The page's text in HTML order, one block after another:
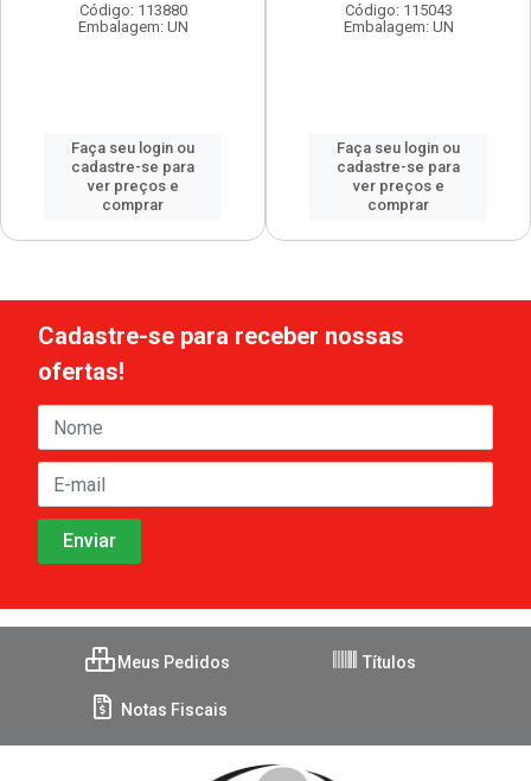
Código: 113880
Embalagem: UN
Faça seu login ou
cadastre-se para
ver preços e
comprar
Código: 115043
Embalagem: UN
Faça seu login ou
cadastre-se para
ver preços e
comprar
Cadastre-se para receber nossas
ofertas!
Meus Pedidos Títulos
Notas Fiscais